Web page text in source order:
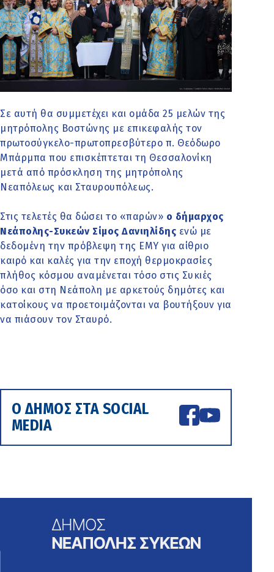
Σε αυτή θα συμμετέχει και ομάδα 25 μελών της
μητρόπολης Βοστώνης με επικεφαλής τον
πρωτοσύγκελο-πρωτοπρεσβύτερο π. Θεόδωρο
Μπάρμπα που επισκέπτεται τη Θεσσαλονίκη
μετά από πρόσκληση της μητρόπολης
Νεαπόλεως και Σταυρουπόλεως.
Στις τελετές θα δώσει το «παρών» ο δήμαρχος
Νεάπολης-Συκεών Σίμος Δανιηλίδης ενώ με
δεδομένη την πρόβλεψη της ΕΜΥ για αίθριο
καιρό και καλές για την εποχή θερμοκρασίες
πλήθος κόσμου αναμένεται τόσο στις Συκιές
όσο και στη Νεάπολη με αρκετούς δημότες και
κατοίκους να προετοιμάζονται να βουτήξουν για
να πιάσουν τον Σταυρό.
Ο ΔΗΜΟΣ ΣΤΑ SOCIAL
MEDIA